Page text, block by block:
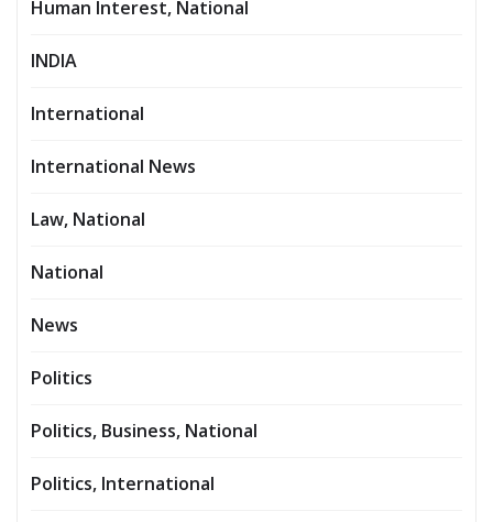
Human Interest, National
INDIA
International
International News
Law, National
National
News
Politics
Politics, Business, National
Politics, International